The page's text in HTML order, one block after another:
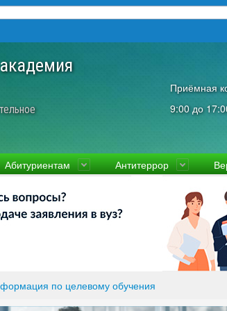
Приёмная
9:00 до
Преподаватели и сотрудники
Прочие документы
Абитуриентам
Приемная комиссия
Стоимость
Антитеррор
Правовая
Информация
по целевому обучения